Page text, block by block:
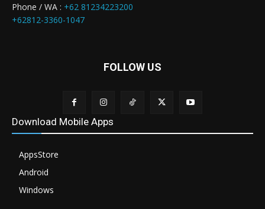
Phone / WA : +62 81234223200
+62812-3360-1047
FOLLOW US
Download Mobile Apps
AppsStore
Android
Windows